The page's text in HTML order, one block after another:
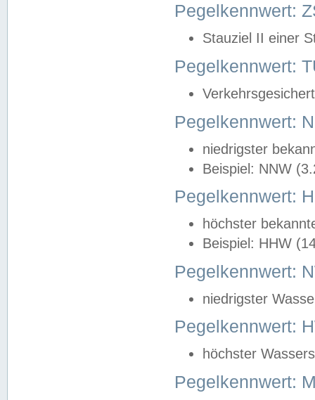
Pegelkennwert:
Stauziel II einer
Pegelkennwert:
Pegelkennwert:
niedrigster
Beispiel: NNW
Pegelkennwert:
höchster
Beispiel: HHW
Pegelkennwert:
niedrigster
Pegelkennwert:
höchster
Pegelkennwert: